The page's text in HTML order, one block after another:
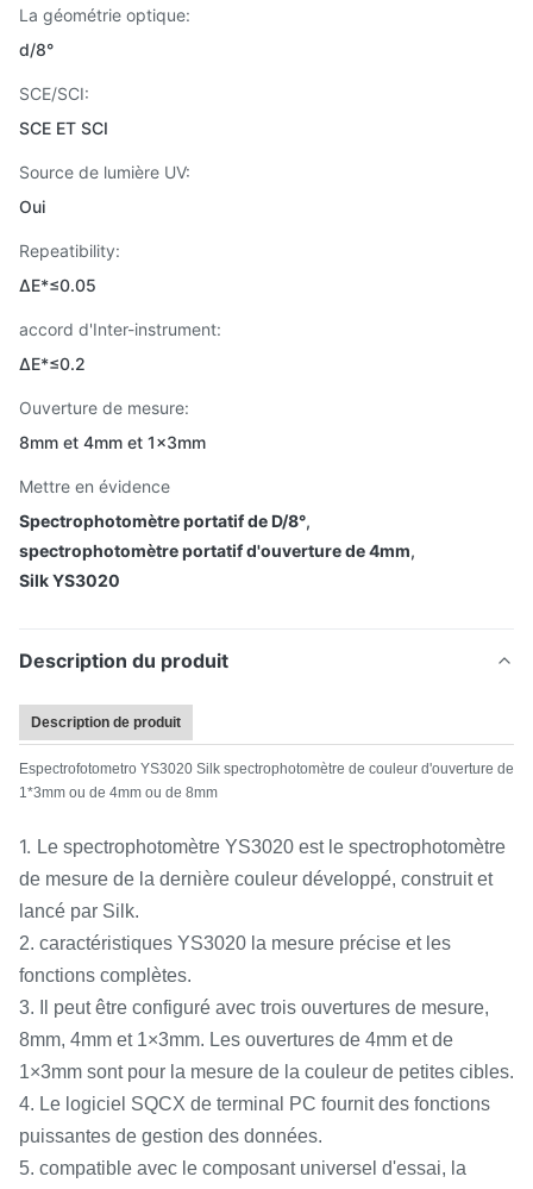
La géométrie optique:
d/8°
SCE/SCI:
SCE ET SCI
Source de lumière UV:
Oui
Repeatibility:
ΔE*≤0.05
accord d'Inter-instrument:
ΔE*≤0.2
Ouverture de mesure:
8mm et 4mm et 1×3mm
Mettre en évidence
Spectrophotomètre portatif de D/8°,
spectrophotomètre portatif d'ouverture de 4mm,
Silk YS3020
Description du produit
Description de produit
Espectrofotometro YS3020 Silk spectrophotomètre de couleur d'ouverture de
1*3mm ou de 4mm ou de 8mm
1. Le spectrophotomètre YS3020 est le spectrophotomètre
de mesure de la dernière couleur développé, construit et
lancé par Silk.
2. caractéristiques YS3020 la mesure précise et les
fonctions complètes.
3. Il peut être configuré avec trois ouvertures de mesure,
8mm, 4mm et 1×3mm. Les ouvertures de 4mm et de
1×3mm sont pour la mesure de la couleur de petites cibles.
4. Le logiciel SQCX de terminal PC fournit des fonctions
puissantes de gestion des données.
5. compatible avec le composant universel d'essai, la